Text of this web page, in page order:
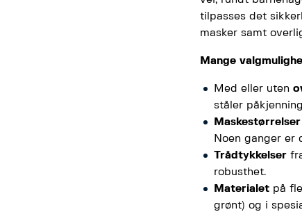
tilpasses det
masker samt
Mange
Med eller uten
ståler
Maskestørrelser
Noen ganger er
Trådtykkelser
robusthet.
Materialet på
grønt) og i